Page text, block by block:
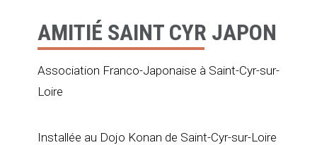
AMITIÉ SAINT CYR JAPON
Association Franco-Japonaise à Saint-Cyr-sur-
Loire
Installée au Dojo Konan de Saint-Cyr-sur-Loire